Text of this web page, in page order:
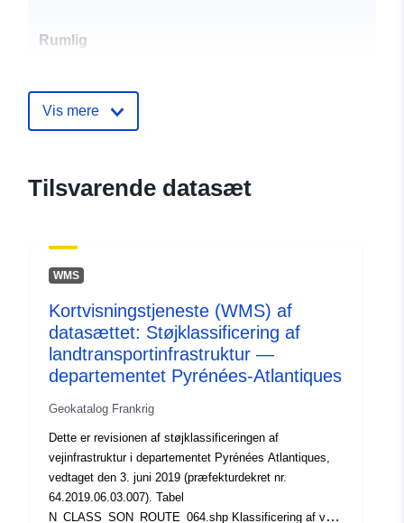
Rumlig
Identifikatorer:
4e62-4488-a847-
4a7e-8a6a-6e8be5ab4ad8
Type:
Ressource:
http://inspire.ec.europa.eu/
codelist/SpatialDataServiceType/
Vis mere
Tilsvarende datasæt
WMS
Kortvisningstjeneste (WMS) af
datasættet: Støjklassificering af
landtransportinfrastruktur —
departementet Pyrénées-Atlantiques
Geokatalog Frankrig
Dette er revisionen af støjklassificeringen af
vejinfrastruktur i departementet Pyrénées Atlantiques,
vedtaget den 3. juni 2019 (præfekturdekret nr.
64.2019.06.03.007). Tabel
N_CLASS_SON_ROUTE_064.shp Klassificering af veje